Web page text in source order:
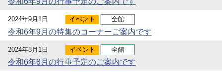
2024年9月1日 イベント 全館
令和6年9月の特集のコーナーご案内です
2024年8月1日 イベント 全館
令和6年8月の行事予定のご案内です